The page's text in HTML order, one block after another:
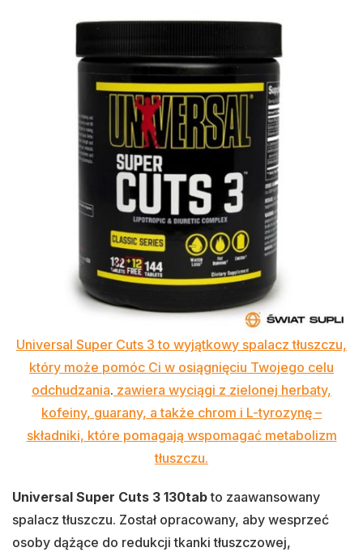
Universal Super Cuts 3 to wyjątkowy spalacz tłuszczu,
który może pomóc Ci w osiągnięciu Twojego celu
odchudzania. zawiera wyciągi z zielonej herbaty,
kofeiny, guarany, a także chrom i L-tyrozynę –
składniki, które pomagają wspomagać metabolizm
tłuszczu.
Universal Super Cuts 3 130tabto zaawansowany
spalacz tłuszczu. Został opracowany, aby wesprzeć
osoby dążące do redukcji tkanki tłuszczowej,